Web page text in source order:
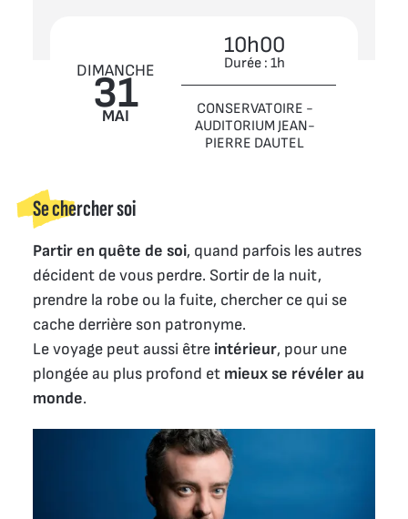
DIMANCHE
31
MAI
10h00
Durée : 1h
CONSERVATOIRE -
AUDITORIUM JEAN-
PIERRE DAUTEL
Se chercher soi
Partir en quête de soi, quand parfois les autres
décident de vous perdre. Sortir de la nuit,
prendre la robe ou la fuite, chercher ce qui se
cache derrière son patronyme.
Le voyage peut aussi être intérieur, pour une
plongée au plus profond et mieux se révéler au
monde.